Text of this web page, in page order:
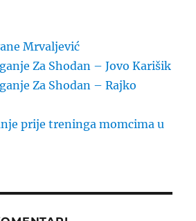
Mrvaljević
Za Shodan – Jovo Karišik
Za Shodan – Rajko
prije treninga momcima u